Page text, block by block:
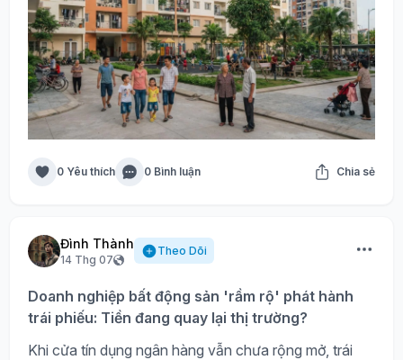
0 Yêu thích 0 Bình luận Chia sẻ
Đình Thành
14 Thg 07
Theo Dõi
Doanh nghiệp bất động sản 'rầm rộ' phát hành
trái phiếu: Tiền đang quay lại thị trường?
Khi cửa tín dụng ngân hàng vẫn chưa rộng mở, trái